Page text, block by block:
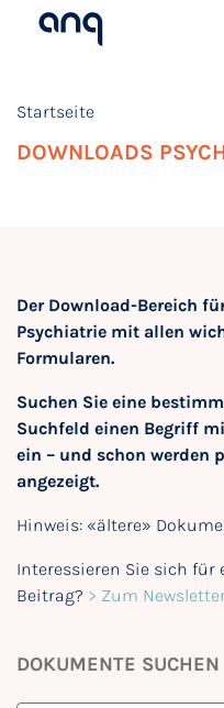
Startseite
DOWNLOADS
Der Download-Bereich
Psychiatrie mit allen
Formularen.
Suchen Sie eine
Suchfeld einen Begriff
ein – und schon werden
angezeigt.
Hinweis: «ältere»
Interessieren Sie sich für
Beitrag? > Zum
DOKUMENTE SUCHEN